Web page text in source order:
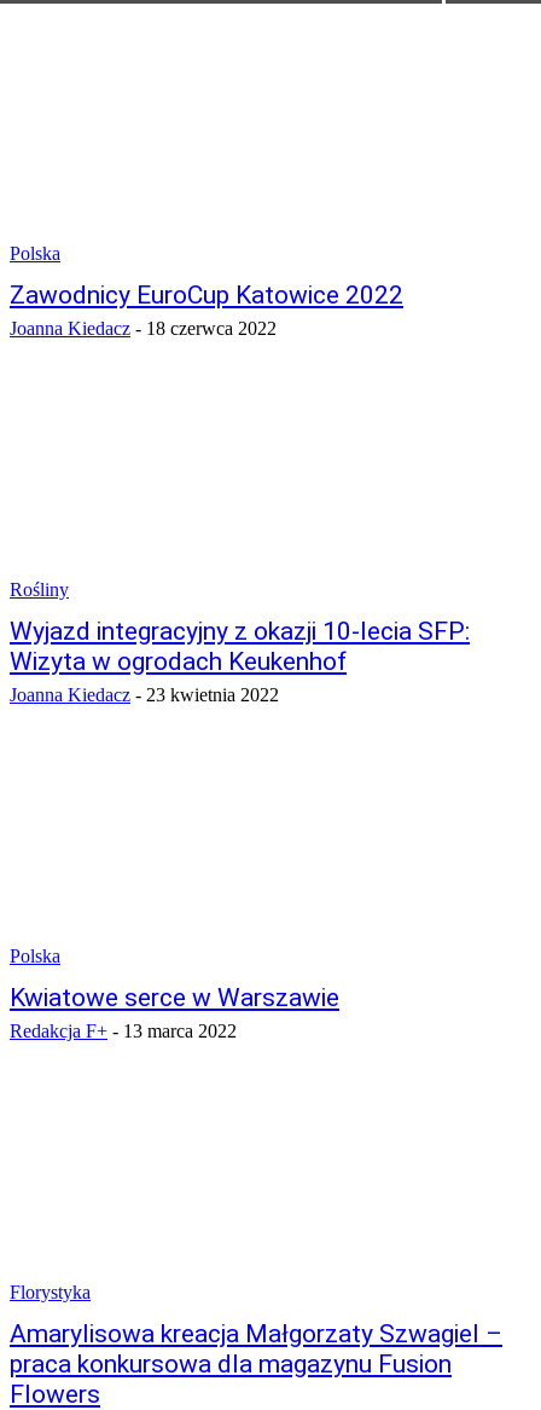
Polska
Zawodnicy EuroCup Katowice 2022
Joanna Kiedacz - 18 czerwca 2022
Rośliny
Wyjazd integracyjny z okazji 10-lecia SFP:
Wizyta w ogrodach Keukenhof
Joanna Kiedacz - 23 kwietnia 2022
Polska
Kwiatowe serce w Warszawie
Redakcja F+ - 13 marca 2022
Florystyka
Amarylisowa kreacja Małgorzaty Szwagiel –
praca konkursowa dla magazynu Fusion
Flowers